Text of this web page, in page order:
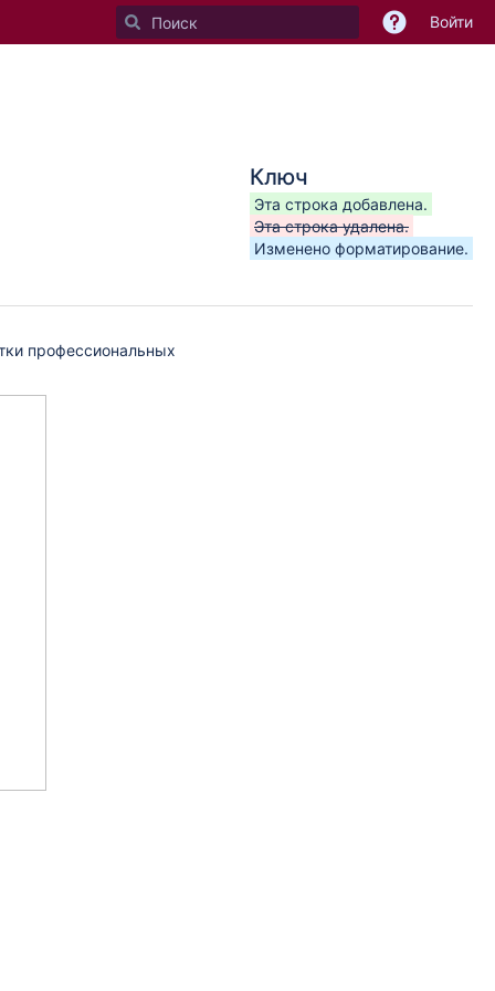
Войти
Ключ
Эта строка добавлена.
Эта строка удалена.
Изменено форматирование.
профессиональных